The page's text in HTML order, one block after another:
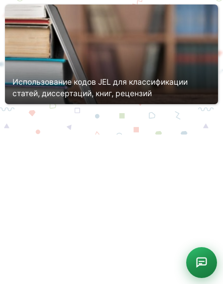
Использование кодов JEL для классификации
статей, диссертаций, книг, рецензий
Научные статьи выполняют как студенты, так и ученые. Притом
их не просто пишут, а публикуют в научных журналах. А теперь
представьте, сколько подобных и даже схожих исследований